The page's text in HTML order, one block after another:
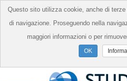
Questo sito utilizza cookie, anche di terze
di navigazione. Proseguendo nella
maggiori informazioni o per